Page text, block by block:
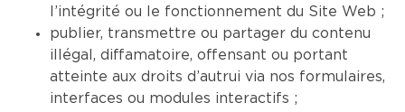
l’intégrité ou le fonctionnement du Site Web ;
publier, transmettre ou partager du contenu
illégal, diffamatoire, offensant ou portant
atteinte aux droits d’autrui via nos formulaires,
interfaces ou modules interactifs ;